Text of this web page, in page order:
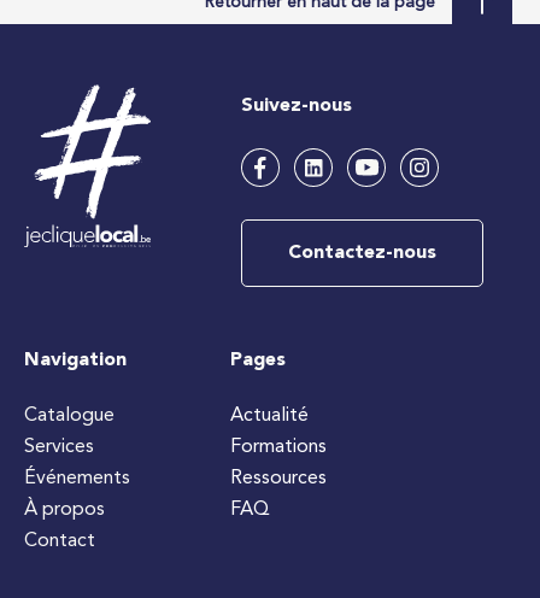
Suivez-nous
Contactez-nous
Navigation
Catalogue
Services
Événements
À propos
Contact
Pages
Actualité
Formations
Ressources
FAQ